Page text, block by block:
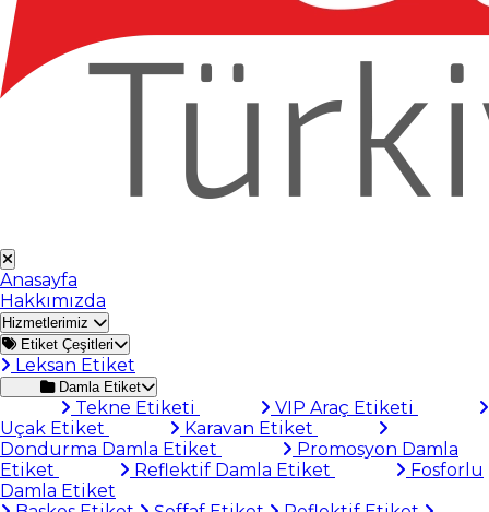
Anasayfa
Hakkımızda
Hizmetlerimiz
Etiket Çeşitleri
Leksan Etiket
Damla Etiket
Tekne Etiketi
VIP Araç Etiketi
Uçak Etiket
Karavan Etiket
Dondurma Damla Etiket
Promosyon Damla
Etiket
Reflektif Damla Etiket
Fosforlu
Damla Etiket